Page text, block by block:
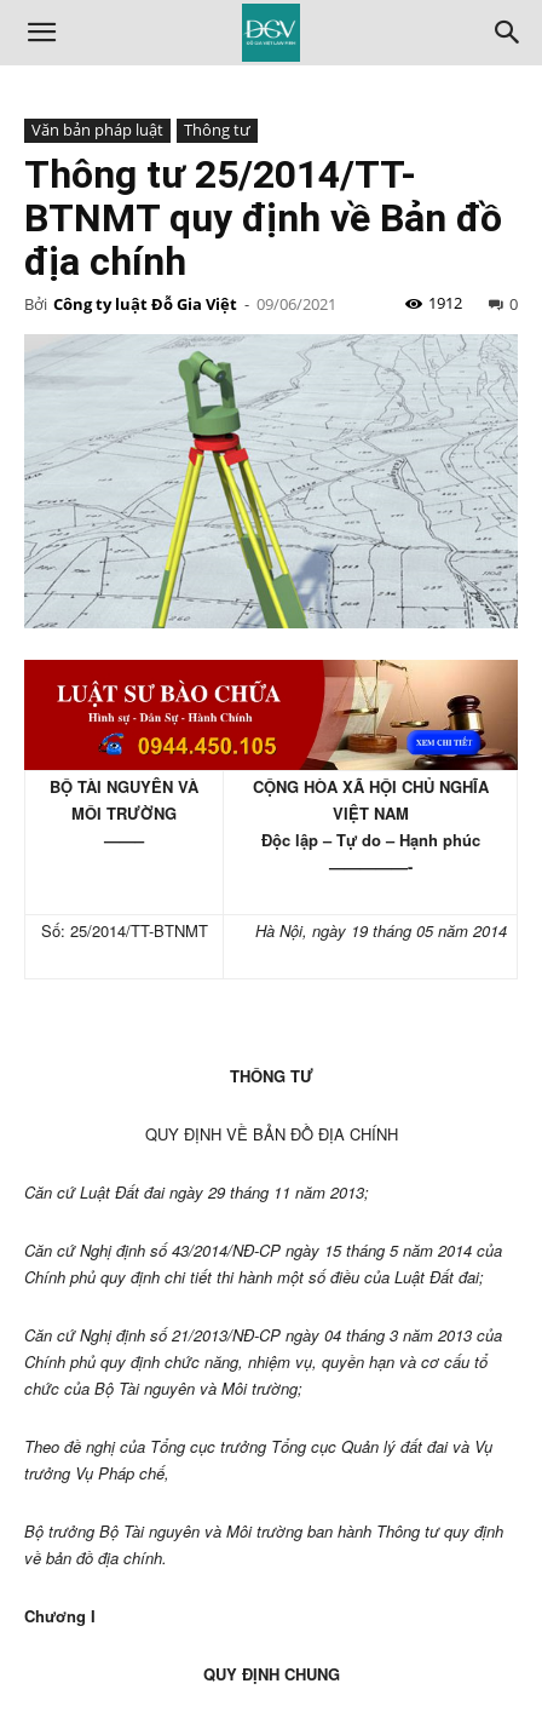
Văn bản pháp luật Thông tư
Thông tư 25/2014/TT-
BTNMT quy định về Bản đồ
địa chính
Bởi Công ty luật Đỗ Gia Việt - 09/06/2021 0
1912
BỘ TÀI NGUYÊN VÀ
MÔI TRƯỜNG
——–
CỘNG HÒA XÃ HỘI CHỦ NGHĨA
VIỆT NAM
Độc lập – Tự do – Hạnh phúc
—————-
Số: 25/2014/TT-BTNMT Hà Nội, ngày 19 tháng 05 năm 2014
THÔNG TƯ
QUY ĐỊNH VỀ BẢN ĐỒ ĐỊA CHÍNH
Căn cứ Luật Đất đai ngày 29 tháng 11 năm 2013;
Căn cứ Nghị định số 43/2014/NĐ-CP ngày 15 tháng 5 năm 2014 của
Chính phủ quy định chi tiết thi hành một số điều của Luật Đất đai;
Căn cứ Nghị định số 21/2013/NĐ-CP ngày 04 tháng 3 năm 2013 của
Chính phủ quy định chức năng, nhiệm vụ, quyền hạn và cơ cấu tổ
chức của Bộ Tài nguyên và Môi trường;
Theo đề nghị của Tổng cục trưởng Tổng cục Quản lý đất đai và Vụ
trưởng Vụ Pháp chế,
Bộ trưởng Bộ Tài nguyên và Môi trường ban hành Thông tư quy định
về bản đồ địa chính.
Chương I
QUY ĐỊNH CHUNG